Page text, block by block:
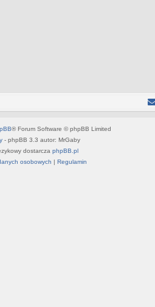
® Forum Software © phpBB Limited
- phpBB 3.3 autor: MrGaby
dostarcza phpBB.pl
osobowych | Regulamin